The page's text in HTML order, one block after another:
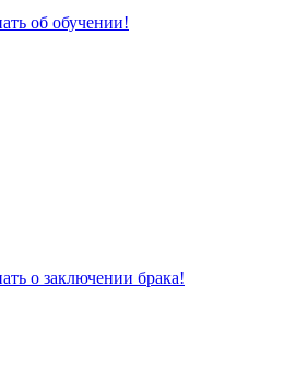
об обучении!
о заключении брака!